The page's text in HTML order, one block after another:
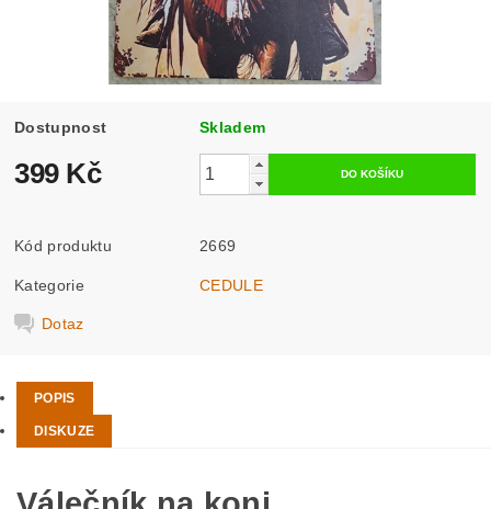
Dostupnost Skladem
399 Kč
Kód produktu 2669
Kategorie CEDULE
Dotaz
POPIS
DISKUZE